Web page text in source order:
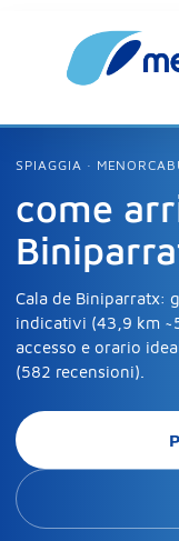
SPIAGGIA ·
come
Cala de Biniparratx:
indicativi (43,9 km
accesso e orario
(582 recensioni).
MenorcaBus
Ciao, sono
posso aiutarti?